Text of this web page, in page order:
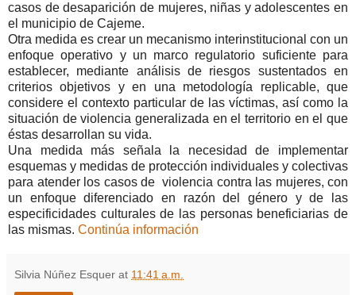
casos de desaparición de mujeres, niñas y adolescentes en
el municipio de Cajeme.
Otra medida es crear un mecanismo interinstitucional con un
enfoque operativo y un marco regulatorio suficiente para
establecer, mediante análisis de riesgos sustentados en
criterios objetivos y en una metodología replicable, que
considere el contexto particular de las víctimas, así como la
situación de violencia generalizada en el territorio en el que
éstas desarrollan su vida.
Una medida más señala la necesidad de implementar
esquemas y medidas de protección individuales y colectivas
para atender los casos de violencia contra las mujeres, con
un enfoque diferenciado en razón del género y de las
especificidades culturales de las personas beneficiarias de
las mismas. Continúa información
Silvia Núñez Esquer at 11:41 a.m.